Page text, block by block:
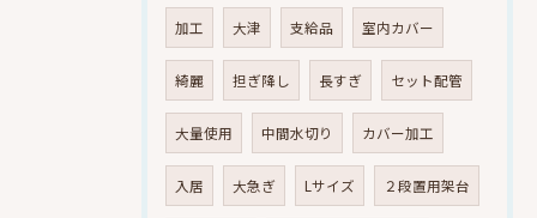
加工 大津 支給品 室内カバー
綺麗 担ぎ降し 長すぎ セット配管
大量使用 中間水切り カバー加工
入居 大急ぎ Lサイズ ２段置用架台